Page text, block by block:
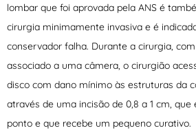
lombar que foi aprovada pela ANS é
cirurgia minimamente invasiva e é
conservador falha. Durante a cirurgia,
associado a uma câmera, o cirurgião
disco com dano mínimo às estruturas da
através de uma incisão de 0,8 a 1 cm,
ponto e que recebe um pequeno curativo.